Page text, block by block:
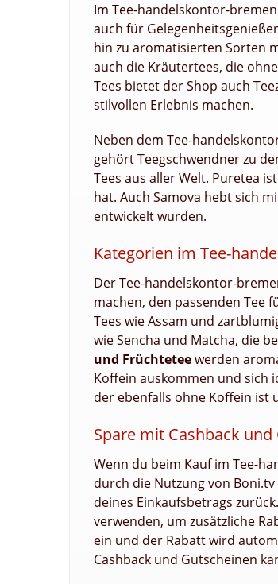
Im Tee-handelskontor-
auch für
hin zu aromatisierten Sorten
auch die Kräutertees, die
Tees bietet der Shop auch
stilvollen Erlebnis machen.
Neben dem Tee-
gehört Teegschwendner zu
Tees aus aller Welt. Puretea
hat. Auch Samova hebt sich
entwickelt wurden.
Kategorien im Tee-
Der Tee-handelskontor-
machen, den passenden Tee
Tees wie Assam und
wie Sencha und Matcha, die
und Früchteteewerden
Koffein auskommen und sich
der ebenfalls ohne Koffein ist
Spare mit Cashback
Wenn du beim Kauf im Tee-
durch die Nutzung von
deines Einkaufsbetrags
verwenden, um zusätzliche
ein und der Rabatt wird
Cashback und Gutscheinen